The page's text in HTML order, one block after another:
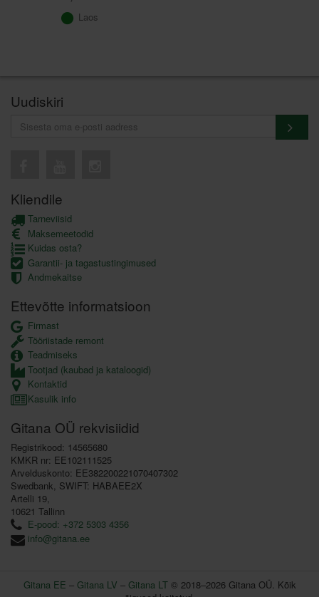
Laos
Uudiskiri
Kliendile
Tarneviisid
Maksemeetodid
Kuidas osta?
Garantii- ja tagastustingimused
Andmekaitse
Ettevõtte informatsioon
Firmast
Tööriistade remont
Teadmiseks
Tootjad (kaubad ja kataloogid)
Kontaktid
Kasulik info
Gitana OÜ rekvisiidid
Registrikood: 14565680
KMKR nr: EE102111525
Arvelduskonto: EE382200221070407302
Swedbank, SWIFT: HABAEE2X
Artelli 19,
10621 Tallinn
E-pood: +372 5303 4356
info@gitana.ee
Gitana EE – Gitana LV – Gitana LT© 2018–2026 Gitana OÜ. Kõik